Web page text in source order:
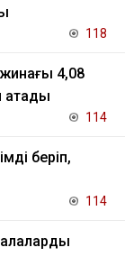
118
жинағы 4,08
атады
114
беріп,
114